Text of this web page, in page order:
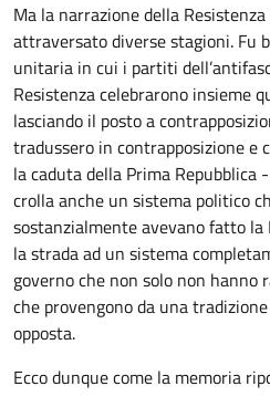
Ma la narrazione della Resistenza
attraversato diverse stagioni. Fu
unitaria in cui i partiti
Resistenza celebrarono insieme
lasciando il posto a
tradussero in contrapposizione e
la caduta della Prima Repubblica
crolla anche un sistema politico
sostanzialmente avevano fatto
la strada ad un sistema
governo che non solo non hanno
che provengono da una
opposta.
Ecco dunque come la memoria